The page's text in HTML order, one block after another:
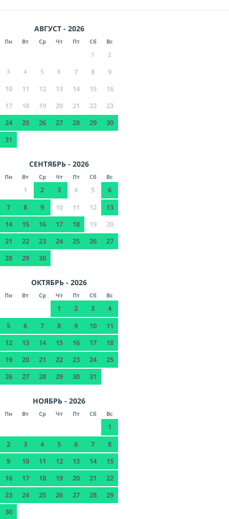
АВГУСТ - 2026
Пн Вт Ср Чт Пт Сб Вс
1
2
3
4 5 6 7 8
9
10
11 12 13 14 15
16
17
18 19 20 21 22
23
24
25 26 27 28 29
30
31
СЕНТЯБРЬ - 2026
Пн Вт Ср Чт Пт Сб Вс
1 2 3 4 5
6
7
8 9 10 11 12
13
14
15 16 17 18 19
20
21
22 23 24 25 26
27
28
29 30
ОКТЯБРЬ - 2026
Пн Вт Ср Чт Пт Сб Вс
1 2 3
4
5
6 7 8 9 10
11
12
13 14 15 16 17
18
19
20 21 22 23 24
25
26
27 28 29 30 31
НОЯБРЬ - 2026
Пн Вт Ср Чт Пт Сб Вс
1
2
3 4 5 6 7
8
9
10 11 12 13 14
15
16
17 18 19 20 21
22
23
24 25 26 27 28
29
30